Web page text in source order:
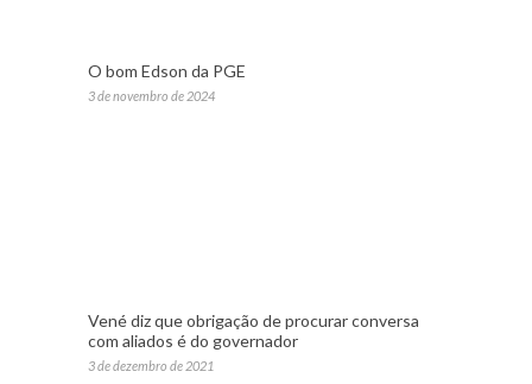
O bom Edson da PGE
3 de novembro de 2024
Vené diz que obrigação de procurar conversa
com aliados é do governador
3 de dezembro de 2021